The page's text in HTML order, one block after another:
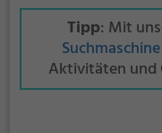
Tipp: Mit
Suchmaschine
Aktivitäten und